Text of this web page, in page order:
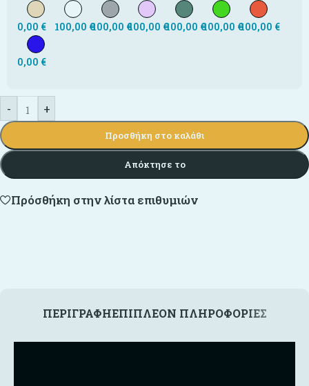
0,00 € 100,00 €100,00 €100,00 €100,00 €100,00 €100,00 €
0,00 €
- +
Προσθήκη στο καλάθι
Απόκτησε το
Πρόσθήκη στην λίστα επιθυμιών
ΠΕΡΙΓΡΑΦΉΕΠΙΠΛΈΟΝ ΠΛΗΡΟΦΟΡΊΕΣ